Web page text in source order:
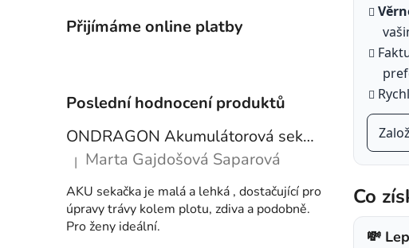
Přijímáme online platby
Poslední hodnocení produktů
ONDRAGON Akumulátorová sekačka 2v1 XXL 36 V – sada se 2 bateriemi, podvozkem a příslušenstvím
Hodnocení produktu je 5 z 5 hvězdiček.
| Marta Gajdošová Saparová
AKU sekačka je malá a lehká , dostačující pro
úpravy trávy kolem plotu, zdiva a podobně.
Pro ženy ideální.
Co
💸